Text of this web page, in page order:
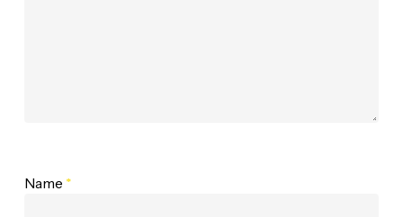
Name *